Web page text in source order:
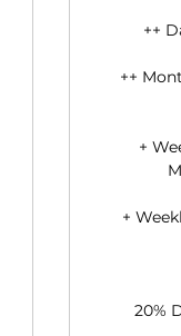
++
++
+
+
20%